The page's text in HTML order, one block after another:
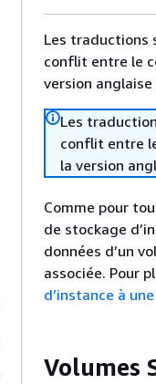
Les traductions
conflit entre le
version
Les
conflit entre
la version
Comme pour
de stockage
données d’un
associée. Pour
d’instance à
Volumes